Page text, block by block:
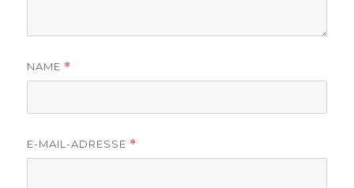
NAME *
E-MAIL-ADRESSE *